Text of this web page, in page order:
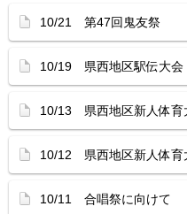
10/21 第47回鬼友祭
10/19 県西地区駅伝大会
10/13 県西地区新人体育
10/12 県西地区新人体育
10/11 合唱祭に向けて